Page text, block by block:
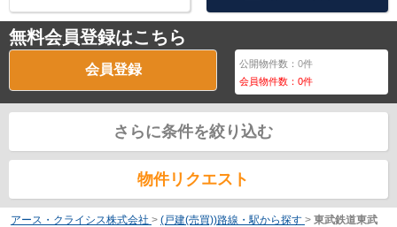
無料会員登録はこちら
会員登録 公開物件数：0件
会員物件数：0件
さらに条件を絞り込む
物件リクエスト
アース・クライシス株式会社 > (戸建(売買))路線・駅から探す > 東武鉄道東武